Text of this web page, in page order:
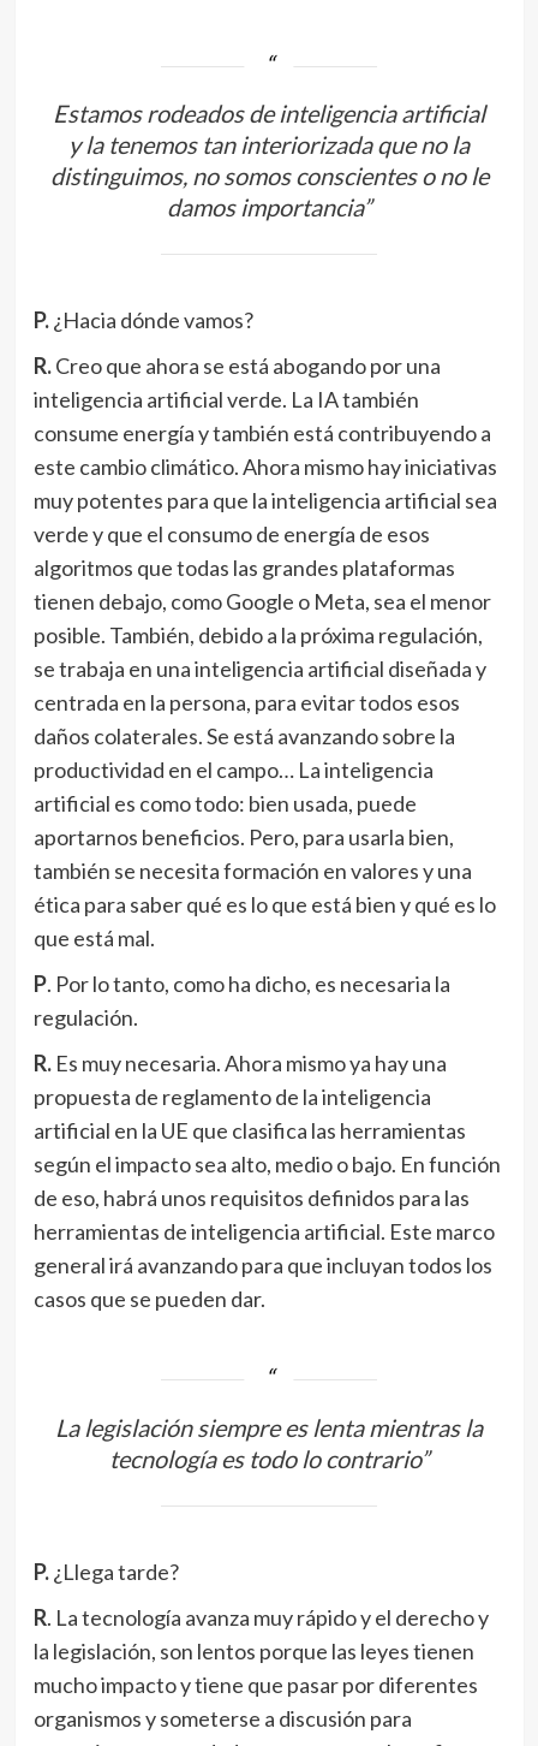
Estamos rodeados de inteligencia artificial
y la tenemos tan interiorizada que no la
distinguimos, no somos conscientes o no le
damos importancia”
P.¿Hacia dónde vamos?
R.Creo que ahora se está abogando por una
inteligencia artificial verde. La IA también
consume energía y también está contribuyendo a
este cambio climático. Ahora mismo hay iniciativas
muy potentes para que la inteligencia artificial sea
verde y que el consumo de energía de esos
algoritmos que todas las grandes plataformas
tienen debajo, como Google o Meta, sea el menor
posible. También, debido a la próxima regulación,
se trabaja en una inteligencia artificial diseñada y
centrada en la persona, para evitar todos esos
daños colaterales. Se está avanzando sobre la
productividad en el campo… La inteligencia
artificial es como todo: bien usada, puede
aportarnos beneficios. Pero, para usarla bien,
también se necesita formación en valores y una
ética para saber qué es lo que está bien y qué es lo
que está mal.
P. Por lo tanto, como ha dicho, es necesaria la
regulación.
R.Es muy necesaria. Ahora mismo ya hay una
propuesta de reglamento de la inteligencia
artificial en la UE que clasifica las herramientas
según el impacto sea alto, medio o bajo. En función
de eso, habrá unos requisitos definidos para las
herramientas de inteligencia artificial. Este marco
general irá avanzando para que incluyan todos los
casos que se pueden dar.
La legislación siempre es lenta mientras la
tecnología es todo lo contrario”
P.¿Llega tarde?
R. La tecnología avanza muy rápido y el derecho y
la legislación, son lentos porque las leyes tienen
mucho impacto y tiene que pasar por diferentes
organismos y someterse a discusión para